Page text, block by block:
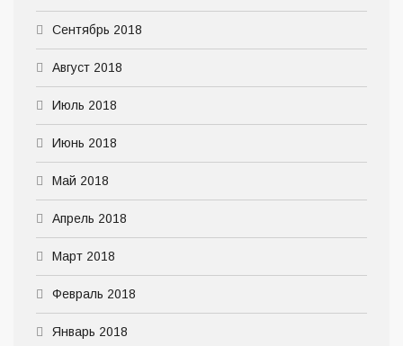
Сентябрь 2018
Август 2018
Июль 2018
Июнь 2018
Май 2018
Апрель 2018
Март 2018
Февраль 2018
Январь 2018